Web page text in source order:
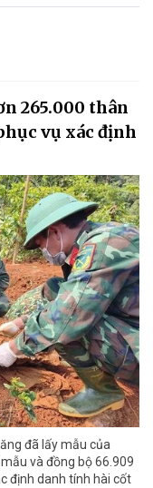
265.000 thân
vụ xác định
đã lấy mẫu của
và đồng bộ 66.909
định danh tính hài cốt